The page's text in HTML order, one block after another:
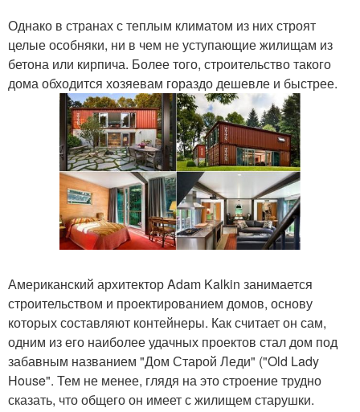
Однако в странах с теплым климатом из них строят
целые особняки, ни в чем не уступающие жилищам из
бетона или кирпича. Более того, строительство такого
дома обходится хозяевам гораздо дешевле и быстрее.
Американский архитектор Adam Kalkin занимается
строительством и проектированием домов, основу
которых составляют контейнеры. Как считает он сам,
одним из его наиболее удачных проектов стал дом под
забавным названием "Дом Старой Леди" ("Old Lady
House". Тем не менее, глядя на это строение трудно
сказать, что общего он имеет с жилищем старушки.